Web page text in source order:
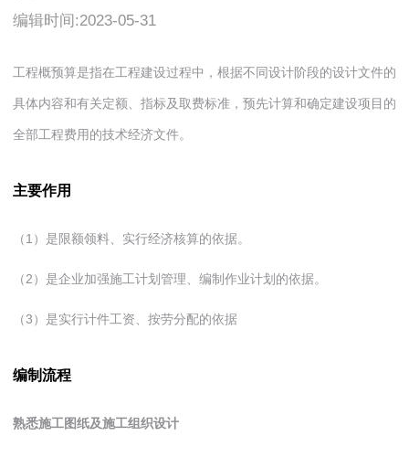
编辑时间:2023-05-31
工程概预算是指在工程建设过程中，根据不同设计阶段的设计文件的
具体内容和有关定额、指标及取费标准，预先计算和确定建设项目的
全部工程费用的技术经济文件。
主要作用
（1）是限额领料、实行经济核算的依据。
（2）是企业加强施工计划管理、编制作业计划的依据。
（3）是实行计件工资、按劳分配的依据
编制流程
熟悉施工图纸及施工组织设计